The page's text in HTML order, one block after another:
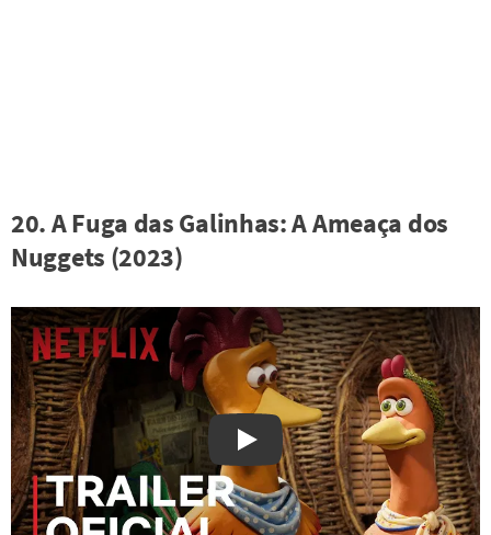
20. A Fuga das Galinhas: A Ameaça dos
Nuggets (2023)
Watch on YouTube